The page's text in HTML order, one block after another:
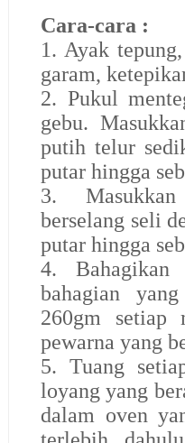
Cara-cara :
1. Ayak
garam,
2. Pukul
gebu.
putih telur
putar hingga
3.
berselang seli
putar hingga
4. Bahagikan
bahagian
260gm setiap
pewarna yang
5. Tuang
loyang yang
dalam oven